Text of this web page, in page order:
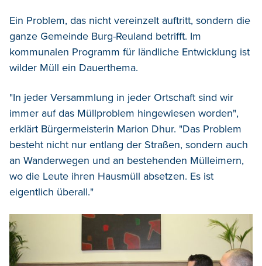
Ein Problem, das nicht vereinzelt auftritt, sondern die
ganze Gemeinde Burg-Reuland betrifft. Im
kommunalen Programm für ländliche Entwicklung ist
wilder Müll ein Dauerthema.
"In jeder Versammlung in jeder Ortschaft sind wir
immer auf das Müllproblem hingewiesen worden",
erklärt Bürgermeisterin Marion Dhur. "Das Problem
besteht nicht nur entlang der Straßen, sondern auch
an Wanderwegen und an bestehenden Mülleimern,
wo die Leute ihren Hausmüll absetzen. Es ist
eigentlich überall."